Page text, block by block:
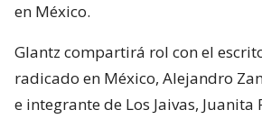
en México.
Glantz compartirá rol con el
radicado en México, Alejandro
e integrante de Los Jaivas, Juanita